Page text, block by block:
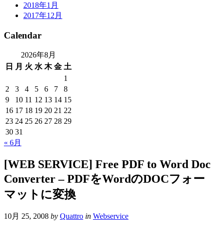
2018年1月
2017年12月
Calendar
2026年8月
日
月 火 水 木 金 土
1
2
3 4 5 6 7
8
9
10 11 12 13 14 15
16 17 18 19 20 21 22
23 24 25 26 27 28 29
30 31
« 6月
[WEB SERVICE] Free PDF to Word Doc
Converter – PDFをWordのDOCフォー
マットに変換
10月 25, 2008 by Quattro in Webservice